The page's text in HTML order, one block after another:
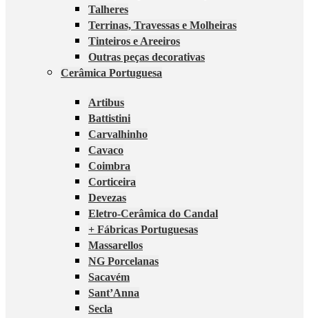
Talheres
Terrinas, Travessas e Molheiras
Tinteiros e Areeiros
Outras peças decorativas
Cerâmica Portuguesa
Artibus
Battistini
Carvalhinho
Cavaco
Coimbra
Corticeira
Devezas
Eletro-Cerâmica do Candal
+ Fábricas Portuguesas
Massarellos
NG Porcelanas
Sacavém
Sant’Anna
Secla